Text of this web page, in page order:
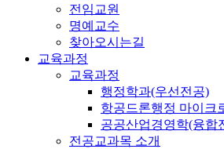
전임교원
명예교수
찾아오시는길
교육과정
교육과정
행정학과(우선전공)
항공드론행정 마이크
공공산업경영학(융합
전공교과목 소개